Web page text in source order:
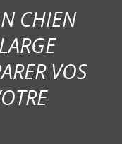
CHIEN
VOS